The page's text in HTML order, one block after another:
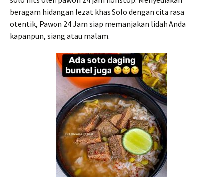
beragam hidangan lezat khas Solo dengan cita rasa
otentik, Pawon 24 Jam siap memanjakan lidah Anda
kapanpun, siang atau malam.